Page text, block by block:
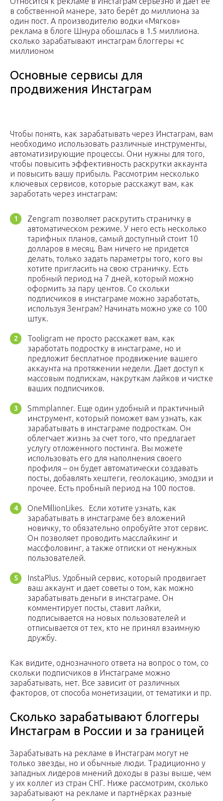
в собственной манере, зато берёт до миллиона за
один пост. А производителю водки «Мягков»
реклама в блоге Шнура обошлась в 1.5 миллиона.
сколько зарабатывают инстаграм блоггеры +с
миллионом
Основные сервисы для
продвижения Инстаграм
Чтобы понять, как зарабатывать через Инстаграм, вам
необходимо использовать различные инструменты,
автоматизирующие процессы. Они нужны для того,
чтобы повысить эффективность раскрутки аккаунта
и повысить вашу прибыль. Рассмотрим несколько
ключевых сервисов, которые расскажут вам, как
заработать через инстаграм:
Zengram позволяет раскрутить страничку в
автоматическом режиме. У него есть несколько
тарифных планов, самый доступный стоит 10
долларов в месяц. Вам ничего не придется
делать, только задать параметры того, кого вы
хотите пригласить на свою страничку. Есть
пробный период на 7 дней, который можно
оформить за пару центов. Со скольки
подписчиков в инстаграме можно заработать,
используя Зенграм? Начинать можно уже со 100
штук.
Tooligram не просто расскажет вам, как
заработать подростку в инстаграме, но и
предложит бесплатное продвижение вашего
аккаунта на протяжении недели. Дает доступ к
массовым подпискам, накруткам лайков и чистке
ваших подписчиков.
Smmplanner. Еще один удобный и практичный
инструмент, который поможет вам узнать, как
зарабатывать в инстаграме подросткам. Он
облегчает жизнь за счет того, что предлагает
услугу отложенного постинга. Вы можете
использовать его для наполнения своего
профиля – он будет автоматически создавать
посты, добавлять хештеги, геолокацию, эмодзи и
прочее. Есть пробный период на 100 постов.
OneMillionLikes. Если хотите узнать, как
зарабатывать в инстаграме без вложений
новичку, то обязательно опробуйте этот сервис.
Он позволяет проводить масслайкинг и
массфоловинг, а также отписки от ненужных
пользователей.
InstaPlus. Удобный сервис, который продвигает
ваш аккаунт и дает советы о том, как можно
зарабатывать деньги в инстаграме. Он
комментирует посты, ставит лайки,
подписывается на новых пользователей и
отписывается от тех, кто не принял взаимную
дружбу.
Как видите, однозначного ответа на вопрос о том, со
скольки подписчиков в Инстаграме можно
зарабатывать, нет. Все зависит от различных
факторов, от способа монетизации, от тематики и пр.
Сколько зарабатывают блоггеры
Инстаграм в России и за границей
Зарабатывать на рекламе в Инстаграм могут не
только звезды, но и обычные люди. Традиционно у
западных лидеров мнений доходы в разы выше, чем
у их коллег из стран СНГ. Ниже рассмотрим, сколько
зарабатывают на рекламе и партнёрках разные